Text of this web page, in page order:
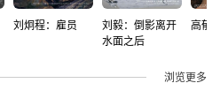
刘炯程：雇员
刘毅：倒影离开
水面之后
高郁
浏览更多